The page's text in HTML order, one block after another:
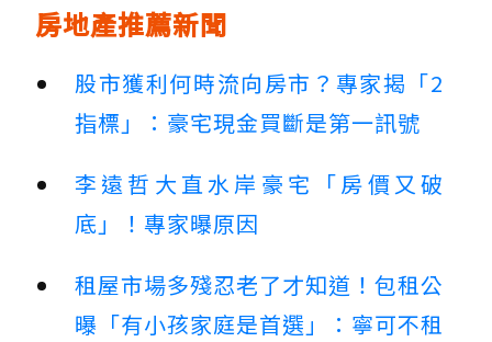
房地產推薦新聞
股市獲利何時流向房市？專家揭「2
指標」：豪宅現金買斷是第一訊號
李遠哲大直水岸豪宅「房價又破
底」！專家曝原因
租屋市場多殘忍老了才知道！包租公
曝「有小孩家庭是首選」：寧可不租